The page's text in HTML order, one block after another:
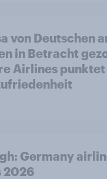
von Deutschen
in Betracht
Airlines punktet
Germany
2026